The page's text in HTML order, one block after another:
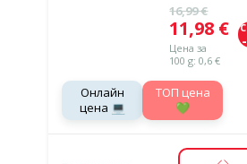
Исходная
16,99 €
Цена
11,98 €
Цена за
100 g: 0,6 €
Онлайн
цена 💻
TOП цена
💚